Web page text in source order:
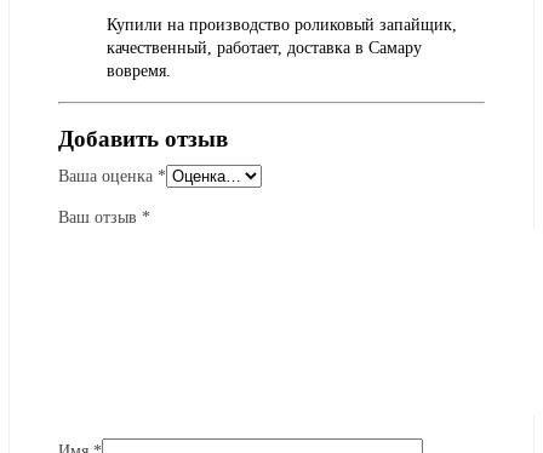
Купили на производство роликовый запайщик,
качественный, работает, доставка в Самару
вовремя.
Добавить отзыв
Ваша оценка *
Ваш отзыв *